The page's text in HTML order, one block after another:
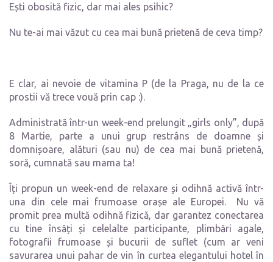
Ești obosită fizic, dar mai ales psihic?
Nu te-ai mai văzut cu cea mai bună prietenă de ceva timp?
E clar, ai nevoie de vitamina P (de la Praga, nu de la ce
prostii vă trece vouă prin cap :).
Administrată într-un week-end prelungit „girls only”, după
8 Martie, parte a unui grup restrâns de doamne și
domnișoare, alături (sau nu) de cea mai bună prietenă,
soră, cumnată sau mama ta!
Îți propun un week-end de relaxare și odihnă activă într-
una din cele mai frumoase orașe ale Europei. Nu vă
promit prea multă odihnă fizică, dar garantez conectarea
cu tine însăți și celelalte participante, plimbări agale,
fotografii frumoase și bucurii de suflet (cum ar veni
savurarea unui pahar de vin în curtea elegantului hotel în